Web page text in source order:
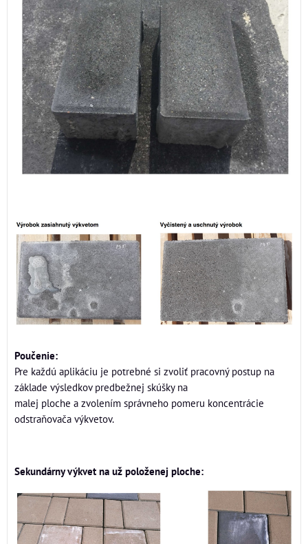
Poučenie:
Pre každú aplikáciu je potrebné si zvoliť pracovný postup na
základe výsledkov predbežnej skúšky na
malej ploche a zvolením správneho pomeru koncentrácie
odstraňovača výkvetov.
Sekundárny výkvet na už položenej ploche: